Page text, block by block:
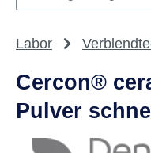
Labor
Cercon®
Pulver